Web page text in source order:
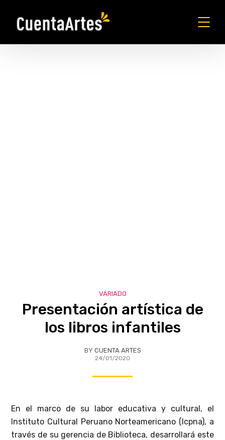
VARIADO
Presentación artística de
los libros infantiles
BY CUENTA ARTES
24/01/2020
En el marco de su labor educativa y cultural, el
Instituto Cultural Peruano Norteamericano (Icpna), a
través de su gerencia de Biblioteca, desarrollará este